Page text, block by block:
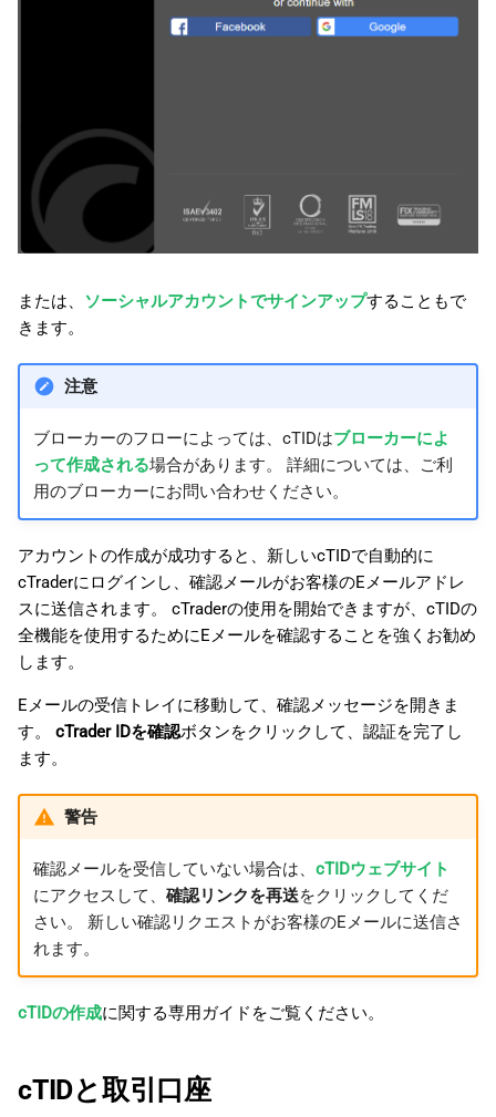
または、 ソーシャルアカウントでサインアップすることもで
きます。
注意
ブローカーのフローによっては、cTIDはブローカーによ
って作成される場合があります。 詳細については、ご利
用のブローカーにお問い合わせください。
アカウントの作成が成功すると、新しいcTIDで自動的に
cTraderにログインし、確認メールがお客様のEメールアドレ
スに送信されます。 cTraderの使用を開始できますが、cTIDの
全機能を使用するためにEメールを確認することを強くお勧め
します。
Eメールの受信トレイに移動して、確認メッセージを開きま
す。 cTrader IDを確認ボタンをクリックして、認証を完了し
ます。
警告
確認メールを受信していない場合は、 cTIDウェブサイト
にアクセスして、 確認リンクを再送をクリックしてくだ
さい。 新しい確認リクエストがお客様のEメールに送信さ
れます。
cTIDの作成に関する専用ガイドをご覧ください。
cTIDと取引口座